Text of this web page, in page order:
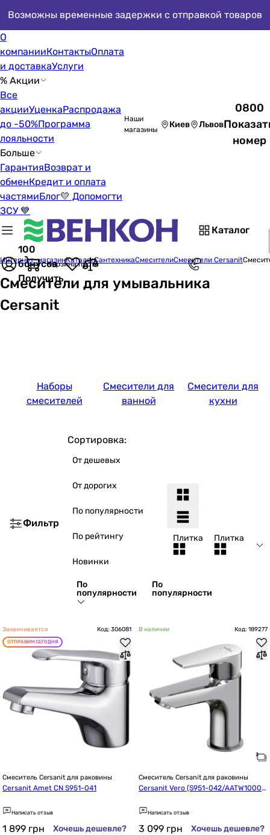
Возможны временные задержки с отправкой товаров
О
компанииКонтактыОплата
и доставкаУслуги
% Акции
Все
акцииУценкаРаспродажа
до -50%Программа
лояльности
Больше
ГарантияВозврат и
обменКредит и оплата
частямиБлог💛 Допомогти
ЗСУ 💙
Наши
магазины
Киев Львов
0800
номер
Каталог
100
бонусов
Получить
Корзина пуста
Интернет-магазинКаталогСантехникаСмесителиСмесители Cersanit
Смесители для умывальника
Cersanit
Наборы
смесителей
Смесители для
ванной
Смесители для
кухни
Фильтр
Сортировка:
От дешевых
От дорогих
По популярности
По рейтингу
Новинки
По
популярности
По
популярности
Плитка Плитка
Заканчивается Код: 306081
ОТПРАВИМ СЕГОДНЯ
Смеситель Cersanit для раковины
Cersanit Amet CN S951-041
Написать отзыв
1 899 грн Хочешь дешевле?
В наличии Код: 189277
Смеситель Cersanit для раковины
Cersanit Vero (S951-042/AATW10002
Написать отзыв
3 099 грн Хочешь дешевле?